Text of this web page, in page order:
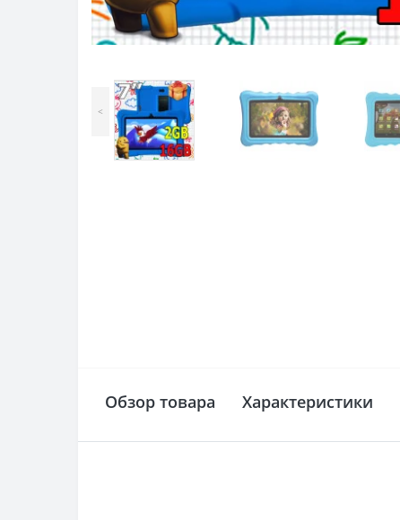
<
Обзор товара Характеристики